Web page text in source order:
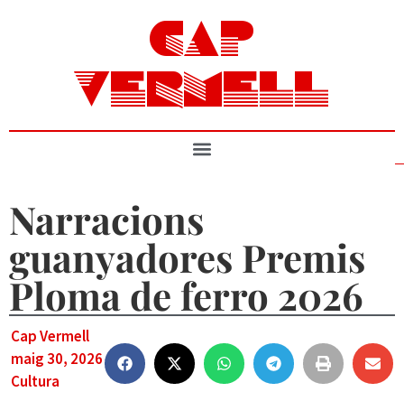
CAP
VERMELL
Narracions
guanyadores Premis
Ploma de ferro 2026
Cap Vermell
maig 30, 2026
Cultura